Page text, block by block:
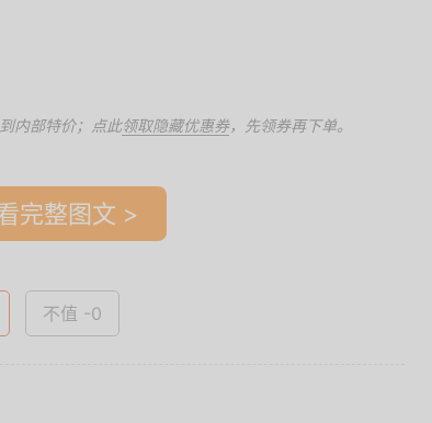
内部特价；点此领取隐藏优惠券，先领券再下单。
完整图文 >
不值 -0